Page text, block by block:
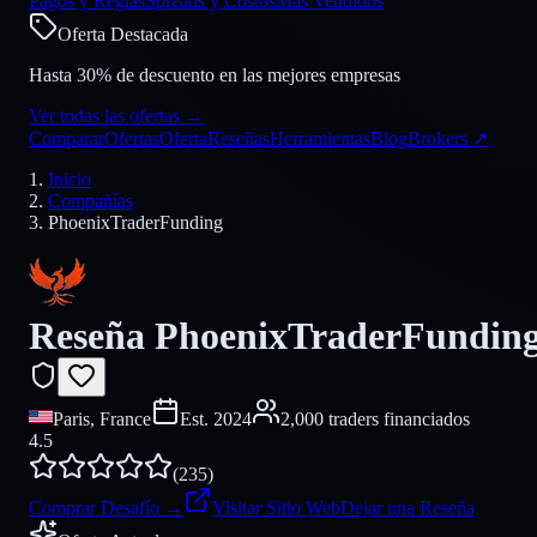
Oferta Destacada
Hasta 30% de descuento en las mejores empresas
Ver todas las ofertas →
CompararOfertasOfertaReseñasHerramientasBlogBrokers ↗
Inicio
Compañías
PhoenixTraderFunding
Reseña
Paris, France Est. 2024
2,000 traders financiados
4.5
(235)
Comprar Desafío → Visitar Sitio WebDejar una Reseña